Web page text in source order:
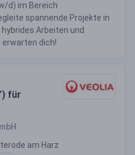
d) im Bereich
spannende Projekte in
Arbeiten und
dich!
für
am Harz